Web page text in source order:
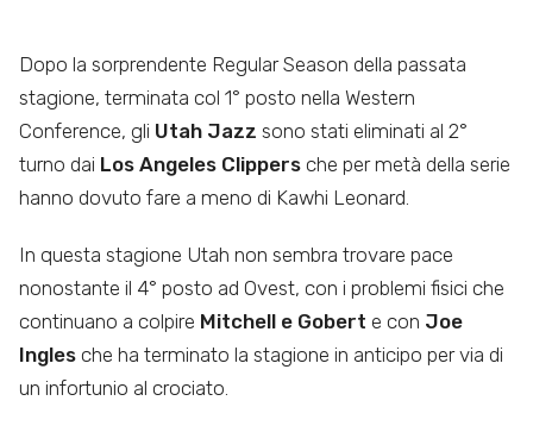
Dopo la sorprendente Regular Season della passata
stagione, terminata col 1° posto nella Western
Conference, gli Utah Jazz sono stati eliminati al 2°
turno dai Los Angeles Clippers che per metà della serie
hanno dovuto fare a meno di Kawhi Leonard.
In questa stagione Utah non sembra trovare pace
nonostante il 4° posto ad Ovest, con i problemi fisici che
continuano a colpire Mitchell e Gobert e con Joe
Ingles che ha terminato la stagione in anticipo per via di
un infortunio al crociato.